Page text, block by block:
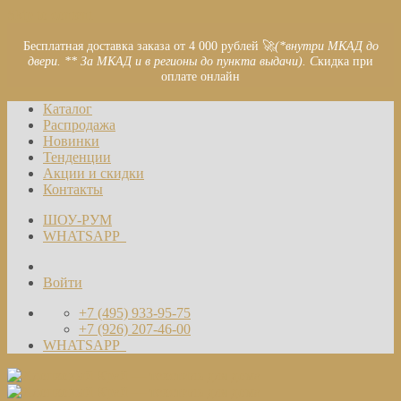
Бесплатная доставка заказа от 4 000 рублей 🚀(*внутри МКАД до
двери. ** За МКАД и в регионы до пункта выдачи). Скидка при
оплате онлайн
Каталог
Распродажа
Новинки
Тенденции
Акции и скидки
Контакты
ШОУ-РУМ
WHATSAPP
Войти
+7 (495) 933-95-75
+7 (926) 207-46-00
WHATSAPP